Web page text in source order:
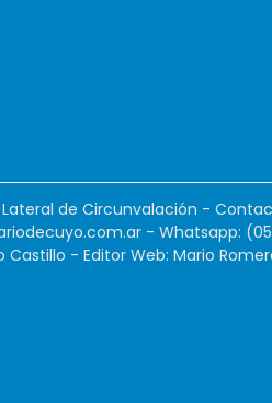
Lateral de Circunvalación -
- Whatsapp:
- Editor Web: Mario